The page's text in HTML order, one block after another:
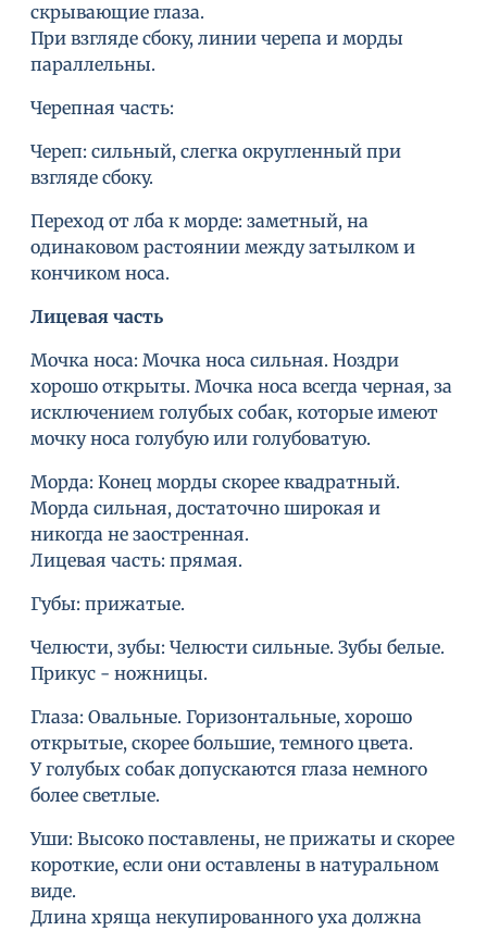
скрывающие глаза.
При взгляде сбоку, линии черепа и морды
параллельны.
Черепная часть:
Череп: сильный, слегка округленный при
взгляде сбоку.
Переход от лба к морде: заметный, на
одинаковом растоянии между затылком и
кончиком носа.
Лицевая часть
Мочка носа: Мочка носа сильная. Ноздри
хорошо открыты. Мочка носа всегда черная, за
исключением голубых собак, которые имеют
мочку носа голубую или голубоватую.
Морда: Конец морды скорее квадратный.
Морда сильная, достаточно широкая и
никогда не заостренная.
Лицевая часть: прямая.
Губы: прижатые.
Челюсти, зубы: Челюсти сильные. Зубы белые.
Прикус - ножницы.
Глаза: Овальные. Горизонтальные, хорошо
открытые, скорее большие, темного цвета.
У голубых собак допускаются глаза немного
более светлые.
Уши: Высоко поставлены, не прижаты и скорее
короткие, если они оставлены в натуральном
виде.
Длина хряща некупированного уха должна